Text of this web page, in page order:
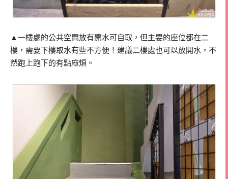
▲一樓處的公共空間放有開水可自取，但主要的座位都在二
樓，需要下樓取水有些不方便！建議二樓處也可以放開水，不
然跑上跑下的有點麻煩。